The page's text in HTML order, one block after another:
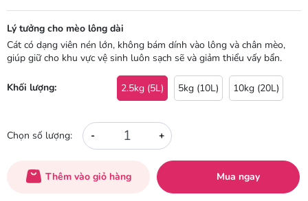
Lý tưởng cho mèo lông dài
Cát có dạng viên nén lớn, không bám dính vào lông và chân mèo,
giúp giữ cho khu vực vệ sinh luôn sạch sẽ và giảm thiểu vấy bẩn.
Khối lượng: 2.5kg (5L) 5kg (10L) 10kg (20L)
Chọn số lượng: - +
Thêm vào giỏ hàng Mua ngay